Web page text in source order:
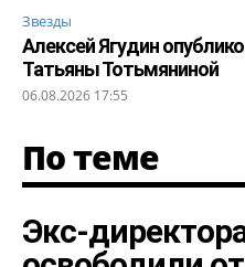
Звезды
Алексей Ягудин
Татьяны Тотьмяниной
06.08.2026 17:55
По теме
Экс-